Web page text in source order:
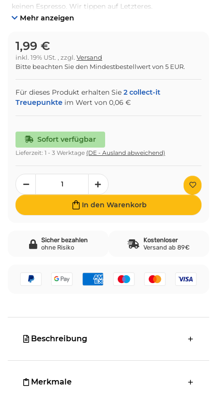
keinen Espresso. Wir tippen auf Letzteres.
Mehr anzeigen
1,99 €
inkl. 19% USt. , zzgl. Versand
Bitte beachten Sie den Mindestbestellwert von 5 EUR.
Für dieses Produkt erhalten Sie 2 collect-it
Treuepunkte im Wert von 0,06 €
Sofort verfügbar
Lieferzeit: 1 - 3 Werktage (DE - Ausland abweichend)
In den Warenkorb
Sicher bezahlen
ohne Risiko
Kostenloser
Versand ab 89€
Beschreibung
Merkmale